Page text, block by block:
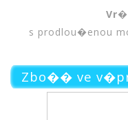
s prodlou�enou
Zbo�� ve